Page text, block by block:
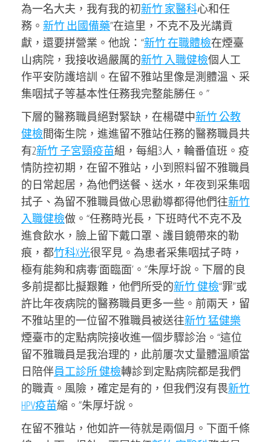
為一名大夫，我有我的初新竹 家醫科心和任
務。 新竹 出國備藥”在這里，不克不及光講貢
獻，還要拼營業。他說：“新竹 在職體檢在煙臺
山病院，我接收過嚴厲的新竹 入職健檢個人工
作平安防護培訓。在留不雅站里像是測體溫、采
集咽拭子等基本性任務我完整能勝任。”
下層的醫務職員絕對緊缺，在楊礎中新竹 公教
健檢間衛生院，進進留不雅站任務的醫務職員共
有2新竹 子宮頸疫苗組，每組3人，輪番值班。疫
情防控初期，在留不雅站，小到照料留不雅職員
的日常起居，為他們送餐、送水，年夜到采集咽
拭子、為留不雅職員做心思勸導都得他們往新竹
入職健檢做。“任務時光長，下班時代不克不及
進食飲水，臉上留下戴口罩、護目鏡帶來的勒
痕，都竹科X光很罕見。為患者采集咽拭子時，
極有能夠和病毒‘面臨面’。”朱厚圩說。下層的良
多前提都比擬艱難，他們所受的新竹 健檢“罪”或
許比年夜病院的醫務職員更多一些。前兩天，留
不雅站里的一位留不雅職員被送往新竹 猛健樂
煙臺市的定點病院接收進一個步驟診治。“這位
留不雅職員是我治理的，此前屢次丈量體溫順當
日陪伴員工診所 健檢轉診到定點病院都是我們
的職責。風險，確定是有的，但我們沒有畏新竹
HPV疫苗縮。”朱厚圩說。
在留不雅站，他如許一待就是兩個月。下面千條